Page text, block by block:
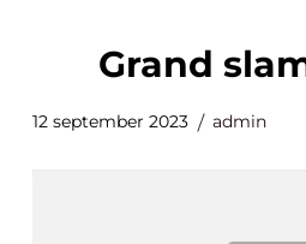
grand
12 september 2023 admin